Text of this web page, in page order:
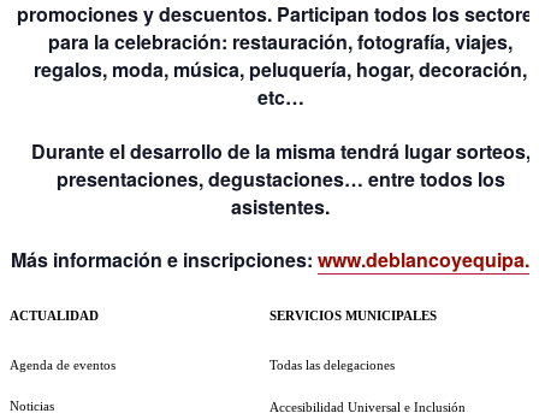
promociones y descuentos. Participan todos los
para la celebración: restauración, fotografía, viajes,
regalos, moda, música, peluquería, hogar, decoración,
etc…
Durante el desarrollo de la misma tendrá lugar sorteos,
presentaciones, degustaciones… entre todos los
asistentes.
Más información e inscripciones:
ACTUALIDAD
Agenda de eventos
Noticias
SERVICIOS MUNICIPALES
Todas las delegaciones
Accesibilidad Universal e Inclusión